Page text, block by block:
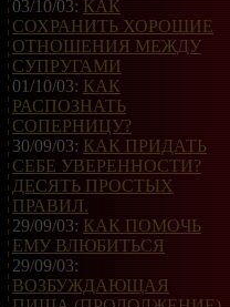
03/10/03: КАК
СОХРАНИТЬ ХОРОШИЕ
ОТНОШЕНИЯ МЕЖДУ
СУПРУГАМИ
01/10/03: КАК
РАСПОЗНАТЬ
СОПЕРНИЦУ?
30/09/03: КАК ПРИДАТЬ
СЕБЕ УВЕРЕННОСТИ?
ДЕСЯТЬ ПРОСТЫХ
ПРАВИЛ.
29/09/03: КАК ПОМОЧЬ
ЕМУ ВЛЮБИТЬСЯ
29/09/03:
ВОЗБУЖДАЮЩАЯ